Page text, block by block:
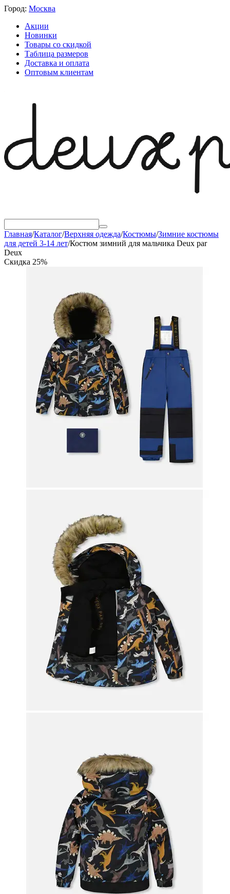
Город: Москва
Акции
Новинки
Товары со скидкой
Таблица размеров
Доставка и оплата
Оптовым клиентам
Главная/Каталог/Верхняя одежда/Костюмы/Зимние костюмы
для детей 3-14 лет/Костюм зимний для мальчика Deux par
Deux
Скидка 25%